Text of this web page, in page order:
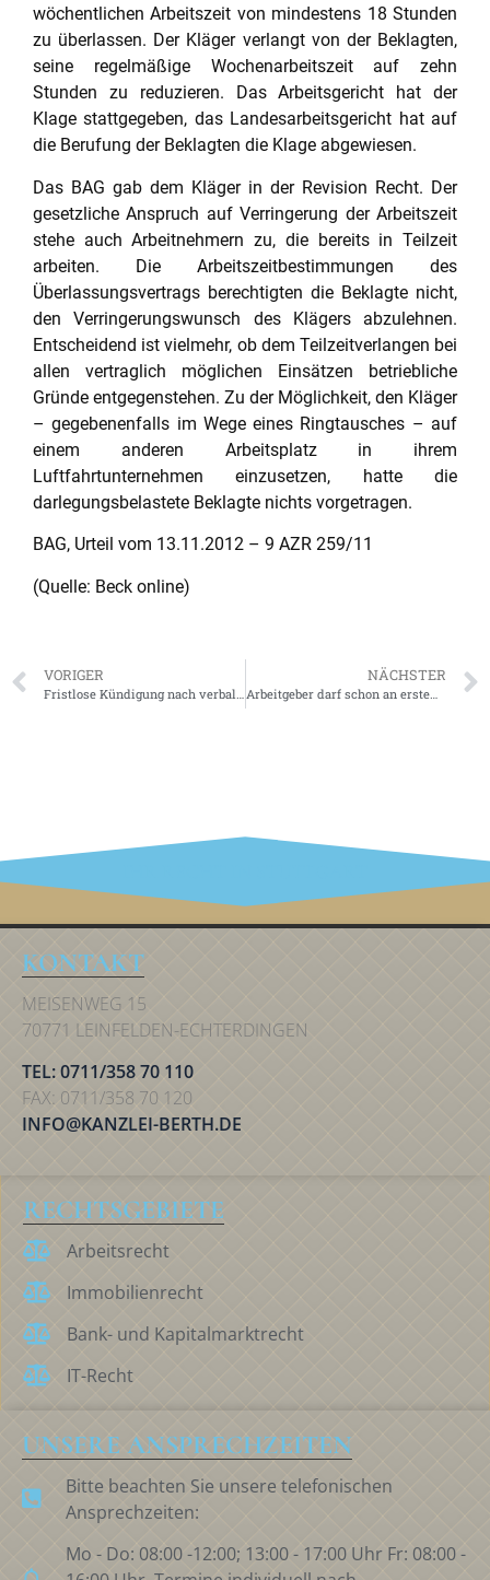
wöchentlichen Arbeitszeit von mindestens 18 Stunden
zu überlassen. Der Kläger verlangt von der Beklagten,
seine regelmäßige Wochenarbeitszeit auf zehn
Stunden zu reduzieren. Das Arbeitsgericht hat der
Klage stattgegeben, das Landesarbeitsgericht hat auf
die Berufung der Beklagten die Klage abgewiesen.
Das BAG gab dem Kläger in der Revision Recht. Der
gesetzliche Anspruch auf Verringerung der Arbeitszeit
stehe auch Arbeitnehmern zu, die bereits in Teilzeit
arbeiten. Die Arbeitszeitbestimmungen des
Überlassungsvertrags berechtigten die Beklagte nicht,
den Verringerungswunsch des Klägers abzulehnen.
Entscheidend ist vielmehr, ob dem Teilzeitverlangen bei
allen vertraglich möglichen Einsätzen betriebliche
Gründe entgegenstehen. Zu der Möglichkeit, den Kläger
– gegebenenfalls im Wege eines Ringtausches – auf
einem anderen Arbeitsplatz in ihrem
Luftfahrtunternehmen einzusetzen, hatte die
darlegungsbelastete Beklagte nichts vorgetragen.
BAG, Urteil vom 13.11.2012 – 9 AZR 259/11
(Quelle: Beck online)
VORIGER NÄCHSTER
Arbeitgeber darf schon an erstem Krankheitstag Vorlage eines Attests verlangen
KONTAKT
MEISENWEG 15
70771 LEINFELDEN-ECHTERDINGEN
TEL: 0711/358 70 110
FAX: 0711/358 70 120
INFO@KANZLEI-BERTH.DE
RECHTSGEBIETE
Arbeitsrecht
Immobilienrecht
Bank- und Kapitalmarktrecht
IT-Recht
UNSERE ANSPRECHZEITEN
Bitte beachten Sie unsere telefonischen
Ansprechzeiten:
Mo - Do: 08:00 -12:00; 13:00 - 17:00 Uhr Fr: 08:00 -